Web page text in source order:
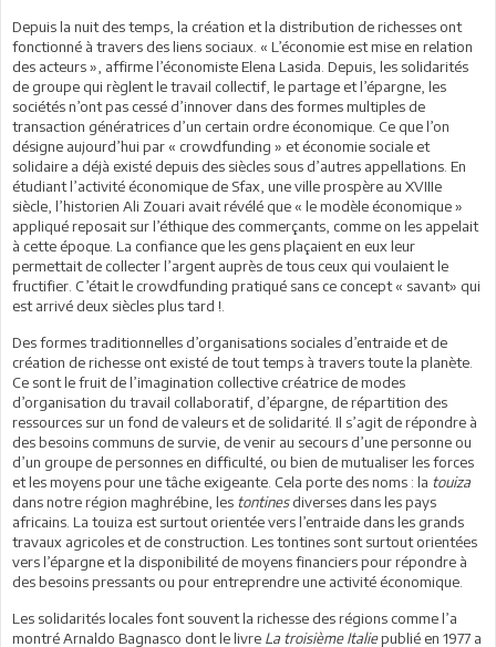
Depuis la nuit des temps, la création et la distribution de richesses ont
fonctionné à travers des liens sociaux. « L’économie est mise en relation
des acteurs », affirme l’économiste Elena Lasida. Depuis, les solidarités
de groupe qui règlent le travail collectif, le partage et l’épargne, les
sociétés n’ont pas cessé d’innover dans des formes multiples de
transaction génératrices d’un certain ordre économique. Ce que l’on
désigne aujourd’hui par « crowdfunding » et économie sociale et
solidaire a déjà existé depuis des siècles sous d’autres appellations. En
étudiant l’activité économique de Sfax, une ville prospère au XVIIIe
siècle, l’historien Ali Zouari avait révélé que « le modèle économique »
appliqué reposait sur l’éthique des commerçants, comme on les appelait
à cette époque. La confiance que les gens plaçaient en eux leur
permettait de collecter l’argent auprès de tous ceux qui voulaient le
fructifier. C’était le crowdfunding pratiqué sans ce concept « savant» qui
est arrivé deux siècles plus tard !.
Des formes traditionnelles d’organisations sociales d’entraide et de
création de richesse ont existé de tout temps à travers toute la planète.
Ce sont le fruit de l’imagination collective créatrice de modes
d’organisation du travail collaboratif, d’épargne, de répartition des
ressources sur un fond de valeurs et de solidarité. Il s’agit de répondre à
des besoins communs de survie, de venir au secours d’une personne ou
d’un groupe de personnes en difficulté, ou bien de mutualiser les forces
et les moyens pour une tâche exigeante. Cela porte des noms : la touiza
dans notre région maghrébine, les tontinesdiverses dans les pays
africains. La touiza est surtout orientée vers l’entraide dans les grands
travaux agricoles et de construction. Les tontines sont surtout orientées
vers l’épargne et la disponibilité de moyens financiers pour répondre à
des besoins pressants ou pour entreprendre une activité économique.
Les solidarités locales font souvent la richesse des régions comme l’a
montré Arnaldo Bagnasco dont le livre La troisième Italiepublié en 1977 a